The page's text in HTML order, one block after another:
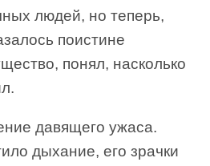
людей, но теперь,
поистине
понял, насколько
давящего ужаса.
дыхание, его зрачки